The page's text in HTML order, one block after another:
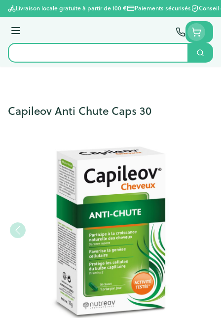
Aller au contenu
Livraison locale gratuite à partir de 100 € Paiements sécurisés
Menu
Rechercher
Capileov Anti Chute Caps 30